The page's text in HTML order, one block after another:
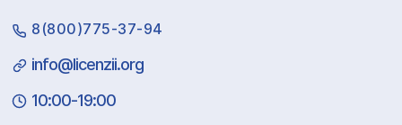
8(800)775-37-94
info@licenzii.org
10:00-19:00